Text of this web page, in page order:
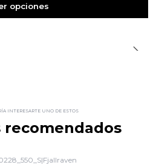
opciones
INTERESARTE UNO DE ESTOS
recomendados
|Fjallraven